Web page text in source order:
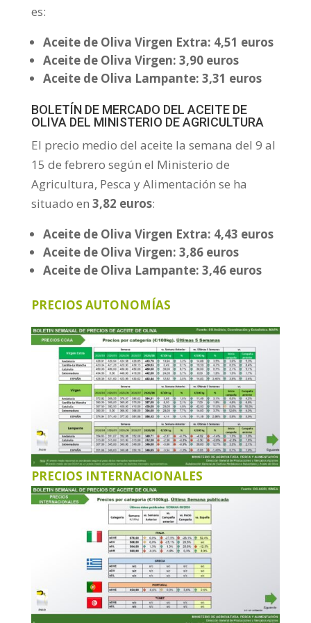
es:
Aceite de Oliva Virgen Extra: 4,51 euros
Aceite de Oliva Virgen: 3,90 euros
Aceite de Oliva Lampante: 3,31 euros
BOLETÍN DE MERCADO DEL ACEITE DE
OLIVA DEL MINISTERIO DE AGRICULTURA
El precio medio del aceite la semana del 9 al
15 de febrero según el Ministerio de
Agricultura, Pesca y Alimentación se ha
situado en 3,82 euros:
Aceite de Oliva Virgen Extra: 4,43 euros
Aceite de Oliva Virgen: 3,86 euros
Aceite de Oliva Lampante: 3,46 euros
PRECIOS AUTONOMÍAS
PRECIOS INTERNACIONALES